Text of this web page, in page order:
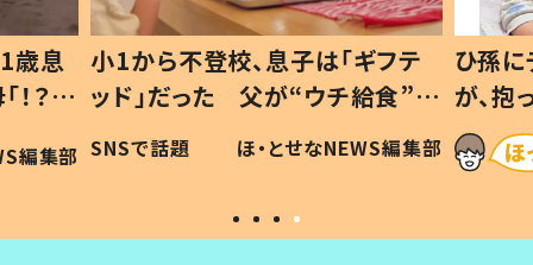
フテ
食”を
編集部
ひ孫にデレデレな80歳じいじ
が、抱っこすると…ひ孫の反応に
「涙が出ました」「可愛くて仕方な
い」
ほ・とせなNEWS編集部